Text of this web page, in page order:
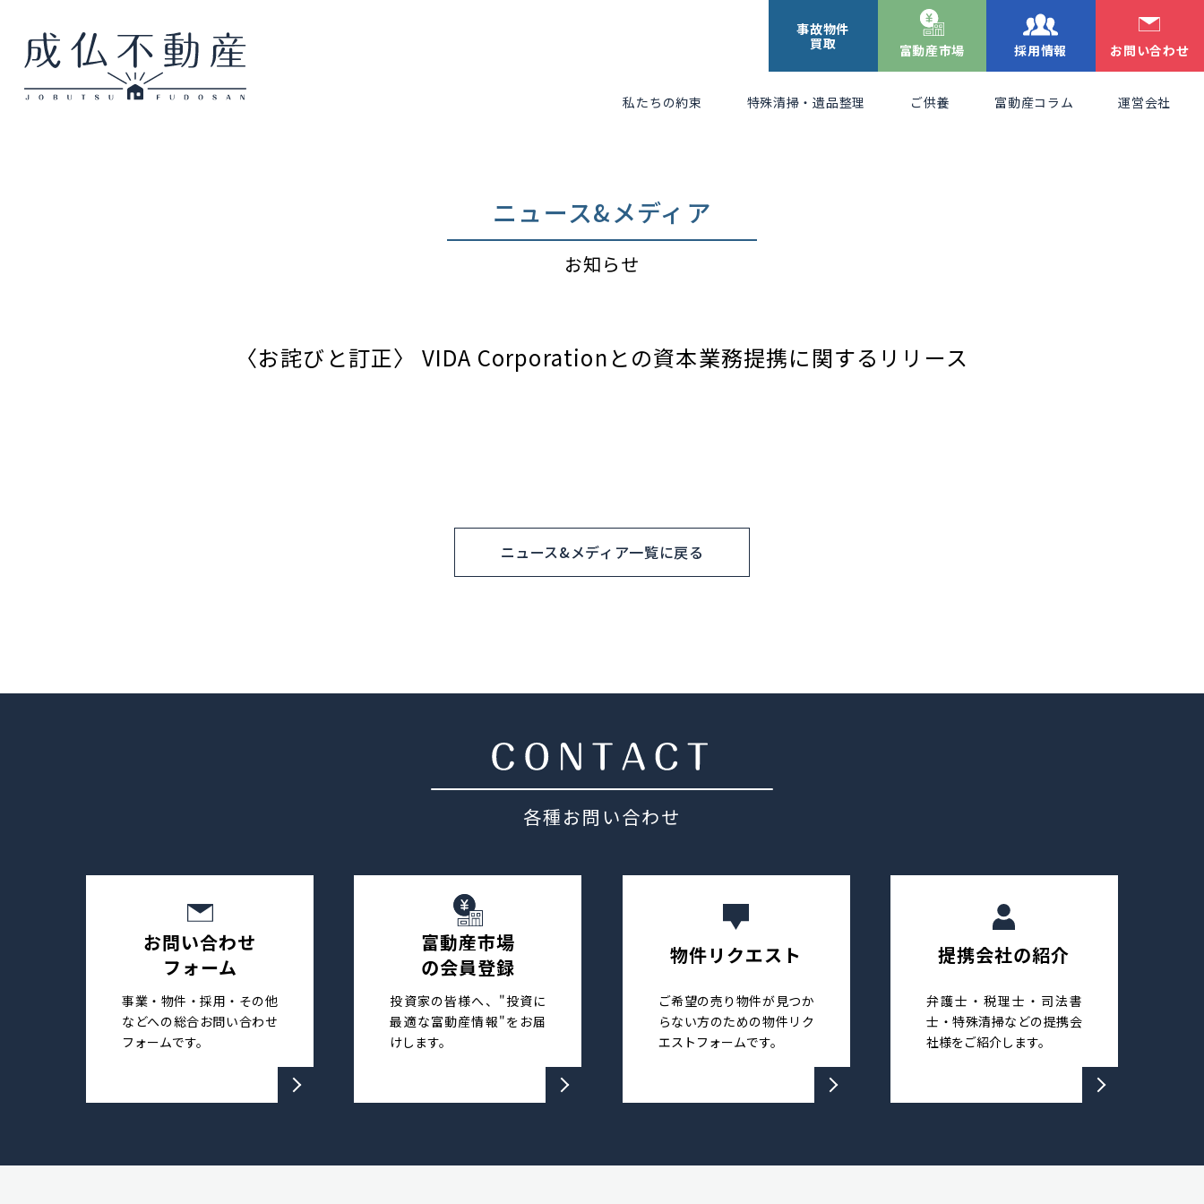
私たちの約束 特殊清掃・遺品整理 ご供養 富動産コラム 運営会社
事故物件
買取
富動産市場 採用情報 お問い合わせ
ニュース&メディア
お知らせ
〈お詫びと訂正〉 VIDA Corporationとの資本業務提携に関するリリース
ニュース&メディア一覧に戻る
各種お問い合わせ
お問い合わせ
フォーム
事業・物件・採用・その他
などへの総合お問い合わせ
フォームです。
富動産市場
の会員登録
投資家の皆様へ、"投資に
最適な富動産情報"をお届
けします。
物件リクエスト
ご希望の売り物件が見つか
らない方のための物件リク
エストフォームです。
提携会社の紹介
弁護士・税理士・司法書
士・特殊清掃などの提携会
社様をご紹介します。